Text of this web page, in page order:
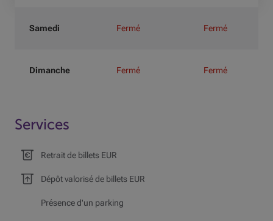
Samedi Fermé Fermé
Dimanche Fermé Fermé
Services
Retrait de billets EUR
Dépôt valorisé de billets EUR
Présence d'un parking